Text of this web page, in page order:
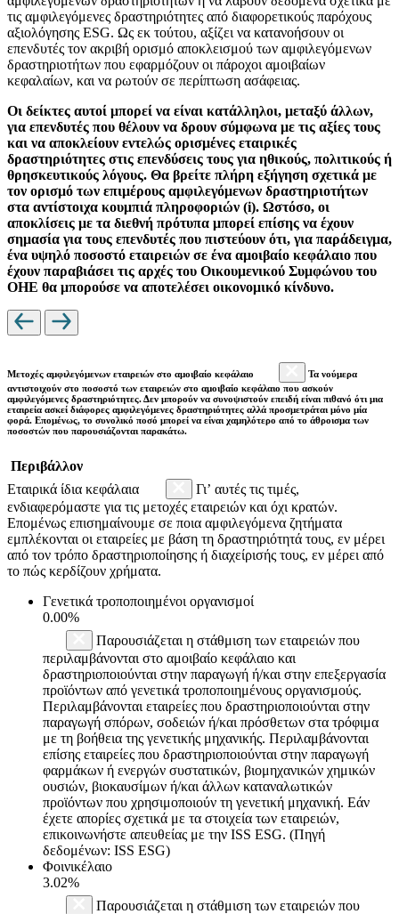
τις αμφιλεγόμενες δραστηριότητες από διαφορετικούς παρόχους
αξιολόγησης ESG. Ως εκ τούτου, αξίζει να κατανοήσουν οι
επενδυτές τον ακριβή ορισμό αποκλεισμού των αμφιλεγόμενων
δραστηριοτήτων που εφαρμόζουν οι πάροχοι αμοιβαίων
κεφαλαίων, και να ρωτούν σε περίπτωση ασάφειας.
Οι δείκτες αυτοί μπορεί να είναι κατάλληλοι, μεταξύ άλλων,
για επενδυτές που θέλουν να δρουν σύμφωνα με τις αξίες τους
και να αποκλείουν εντελώς ορισμένες εταιρικές
δραστηριότητες στις επενδύσεις τους για ηθικούς, πολιτικούς ή
θρησκευτικούς λόγους. Θα βρείτε πλήρη εξήγηση σχετικά με
τον ορισμό των επιμέρους αμφιλεγόμενων δραστηριοτήτων
στα αντίστοιχα κουμπιά πληροφοριών (i). Ωστόσο, οι
αποκλίσεις με τα διεθνή πρότυπα μπορεί επίσης να έχουν
σημασία για τους επενδυτές που πιστεύουν ότι, για παράδειγμα,
ένα υψηλό ποσοστό εταιρειών σε ένα αμοιβαίο κεφάλαιο που
έχουν παραβιάσει τις αρχές του Οικουμενικού Συμφώνου του
ΟΗΕ θα μπορούσε να αποτελέσει οικονομικό κίνδυνο.
Μετοχές αμφιλεγόμενων εταιρειών στο αμοιβαίο κεφάλαιο
Τα νούμερα
αντιστοιχούν στο ποσοστό των εταιρειών στο αμοιβαίο κεφάλαιο που ασκούν
αμφιλεγόμενες δραστηριότητες. Δεν μπορούν να συνοψιστούν επειδή είναι πιθανό ότι μια
εταιρεία ασκεί διάφορες αμφιλεγόμενες δραστηριότητες αλλά προσμετράται μόνο μία
φορά. Επομένως, το συνολικό ποσό μπορεί να είναι χαμηλότερο από το άθροισμα των
ποσοστών που παρουσιάζονται παρακάτω.
Περιβάλλον
Εταιρικά ίδια κεφάλαια
Γι’ αυτές τις τιμές,
ενδιαφερόμαστε για τις μετοχές εταιρειών και όχι κρατών.
Επομένως επισημαίνουμε σε ποια αμφιλεγόμενα ζητήματα
εμπλέκονται οι εταιρείες με βάση τη δραστηριότητά τους, εν μέρει
από τον τρόπο δραστηριοποίησης ή διαχείρισής τους, εν μέρει από
το πώς κερδίζουν χρήματα.
Γενετικά τροποποιημένοι οργανισμοί
0.00%
Παρουσιάζεται η στάθμιση των εταιρειών που
περιλαμβάνονται στο αμοιβαίο κεφάλαιο και
δραστηριοποιούνται στην παραγωγή ή/και στην επεξεργασία
προϊόντων από γενετικά τροποποιημένους οργανισμούς.
Περιλαμβάνονται εταιρείες που δραστηριοποιούνται στην
παραγωγή σπόρων, σοδειών ή/και πρόσθετων στα τρόφιμα
με τη βοήθεια της γενετικής μηχανικής. Περιλαμβάνονται
επίσης εταιρείες που δραστηριοποιούνται στην παραγωγή
φαρμάκων ή ενεργών συστατικών, βιομηχανικών χημικών
ουσιών, βιοκαυσίμων ή/και άλλων καταναλωτικών
προϊόντων που χρησιμοποιούν τη γενετική μηχανική. Εάν
έχετε απορίες σχετικά με τα στοιχεία των εταιρειών,
επικοινωνήστε απευθείας με την ISS ESG. (Πηγή
δεδομένων: ISS ESG)
Φοινικέλαιο
3.02%
Παρουσιάζεται η στάθμιση των εταιρειών που